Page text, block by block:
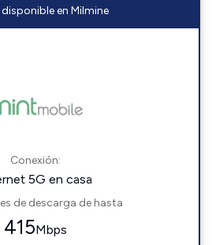
en Milmine
Conexión:
5G en casa
de descarga de hasta
415Mbps